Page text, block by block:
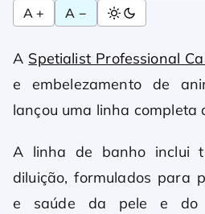
A + A −
A Spetialist Professional
e embelezamento de
lançou uma linha completa
A linha de banho inclui
diluição, formulados para
e saúde da pele e do